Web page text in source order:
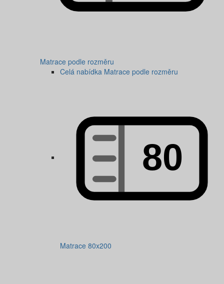
Matrace podle rozměru
Celá nabídka Matrace podle rozměru
Matrace 80x200